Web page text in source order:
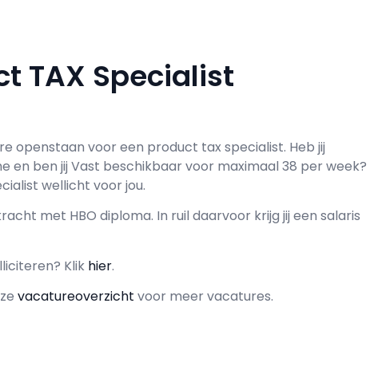
TAX Specialist
openstaan voor een product tax specialist. Heb jij
en ben jij Vast beschikbaar voor maximaal 38 per week?
wellicht voor jou.
met HBO diploma. In ruil daarvoor krijg jij een salaris
Klik hier.
vacatureoverzicht voor meer vacatures.